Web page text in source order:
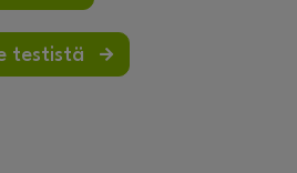
testistä